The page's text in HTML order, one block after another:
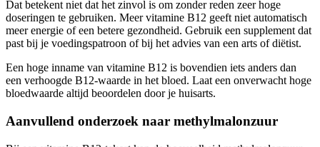
Dat betekent niet dat het zinvol is om zonder reden zeer hoge
doseringen te gebruiken. Meer vitamine B12 geeft niet automatisch
meer energie of een betere gezondheid. Gebruik een supplement dat
past bij je voedingspatroon of bij het advies van een arts of diëtist.
Een hoge inname van vitamine B12 is bovendien iets anders dan
een verhoogde B12-waarde in het bloed. Laat een onverwacht hoge
bloedwaarde altijd beoordelen door je huisarts.
Aanvullend onderzoek naar methylmalonzuur